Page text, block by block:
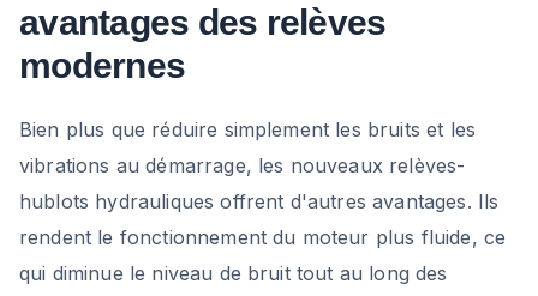
avantages des relèves
modernes
Bien plus que réduire simplement les bruits et les
vibrations au démarrage, les nouveaux relèves-
hublots hydrauliques offrent d'autres avantages. Ils
rendent le fonctionnement du moteur plus fluide, ce
qui diminue le niveau de bruit tout au long des